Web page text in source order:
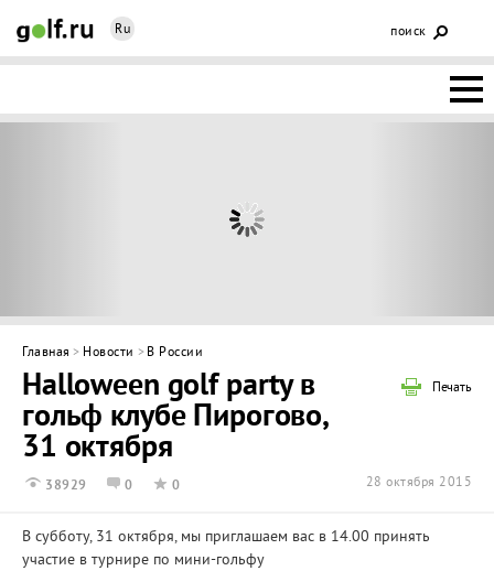
Ru поиск
ГОЛЬФ-
ИНТЕРАКТИВ
НЕДВИЖИМОСТЬ
Главная > Новости > В России
Печать
Halloween golf party в
гольф клубе Пирогово,
31 октября
38929 0 0 28 октября 2015
В субботу, 31 октября, мы приглашаем вас в 14.00 принять
участие в турнире по мини-гольфу